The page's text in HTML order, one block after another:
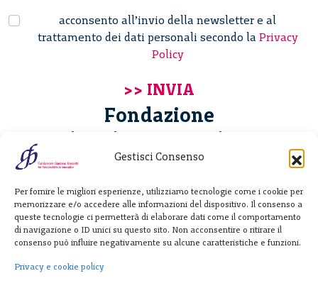
Gestisci Consenso
Per fornire le migliori esperienze, utilizziamo tecnologie come i cookie per
memorizzare e/o accedere alle informazioni del dispositivo. Il consenso a
queste tecnologie ci permetterà di elaborare dati come il comportamento
di navigazione o ID unici su questo sito. Non acconsentire o ritirare il
consenso può influire negativamente su alcune caratteristiche e funzioni.
Privacy e cookie policy
acconsento all’invio della newsletter e al
trattamento dei dati personali secondo la Privacy
Policy
Fondazione
Giannino Bassetti ETS
20122 Milano - Italia
T. +39 02 781933
F. + 39 02 76392030
info@fondazionebassetti.org